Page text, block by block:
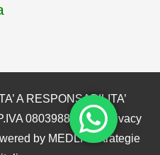
A RESPONSABILITA’
08039880722 | Privacy
by MEDLI – Strategie